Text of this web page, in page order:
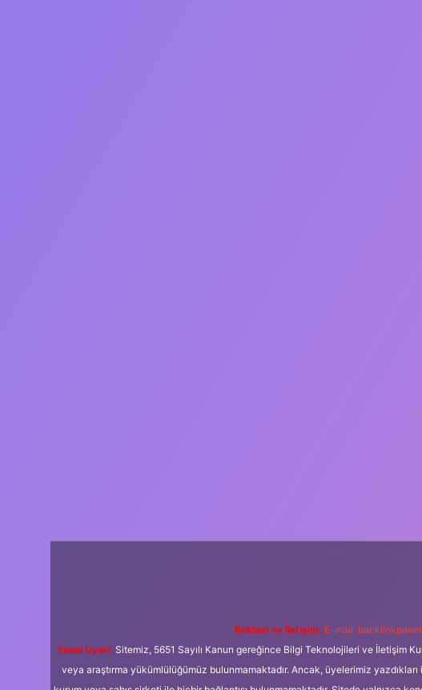
Reklam ve İletişim: E-mail:
Yasal Uyarı: Sitemiz, 5651 Sayılı Kanun gereğince Bilgi Teknolojileri ve İletişim
veya araştırma yükümlülüğümüz bulunmamaktadır. Ancak, üyelerimiz